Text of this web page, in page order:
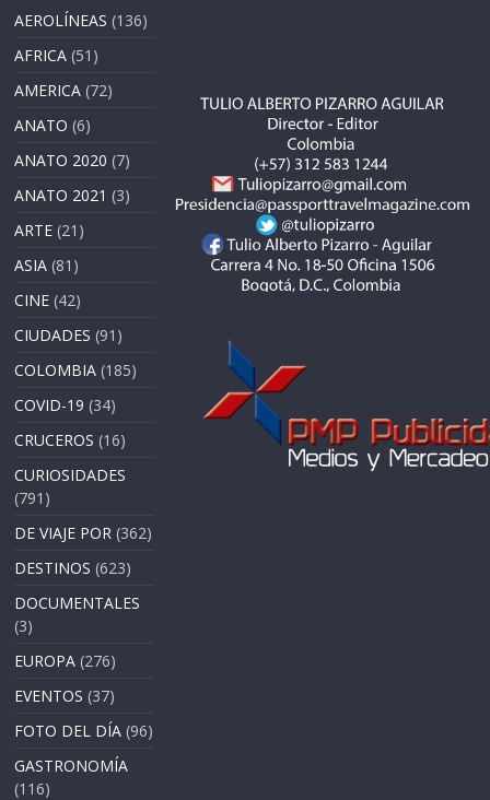
AEROLÍNEAS (136)
AFRICA (51)
AMERICA (72)
ANATO (6)
ANATO 2020 (7)
ANATO 2021 (3)
ARTE (21)
ASIA (81)
CINE (42)
CIUDADES (91)
COLOMBIA (185)
COVID-19 (34)
CRUCEROS (16)
CURIOSIDADES
(791)
DE VIAJE POR (362)
DESTINOS (623)
DOCUMENTALES
(3)
EUROPA (276)
EVENTOS (37)
FOTO DEL DÍA (96)
GASTRONOMÍA
(116)